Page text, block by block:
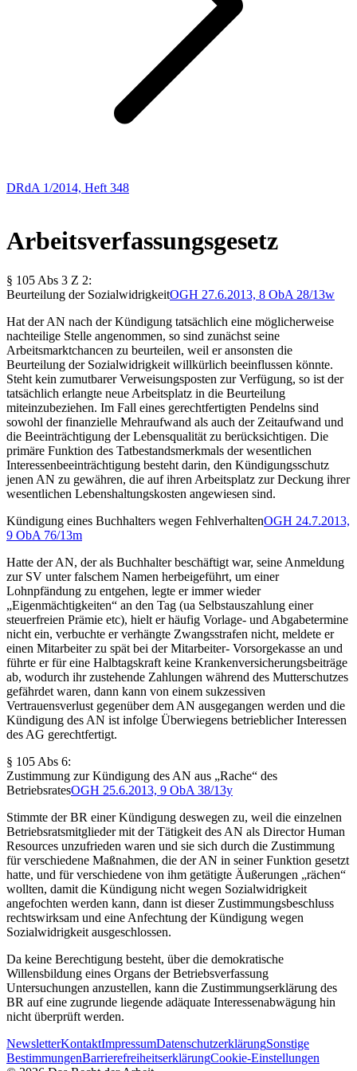
DRdA 1/2014, Heft 348
Arbeitsverfassungsgesetz
§ 105 Abs 3 Z 2:
Beurteilung der SozialwidrigkeitOGH 27.6.2013, 8 ObA 28/13w
Hat der AN nach der Kündigung tatsächlich eine möglicherweise
nachteilige Stelle angenommen, so sind zunächst seine
Arbeitsmarktchancen zu beurteilen, weil er ansonsten die
Beurteilung der Sozialwidrigkeit willkürlich beeinflussen könnte.
Steht kein zumutbarer Verweisungsposten zur Verfügung, so ist der
tatsächlich erlangte neue Arbeitsplatz in die Beurteilung
miteinzubeziehen. Im Fall eines gerechtfertigten Pendelns sind
sowohl der finanzielle Mehraufwand als auch der Zeitaufwand und
die Beeinträchtigung der Lebensqualität zu berücksichtigen. Die
primäre Funktion des Tatbestandsmerkmals der wesentlichen
Interessenbeeinträchtigung besteht darin, den Kündigungsschutz
jenen AN zu gewähren, die auf ihren Arbeitsplatz zur Deckung ihrer
wesentlichen Lebenshaltungskosten angewiesen sind.
Kündigung eines Buchhalters wegen FehlverhaltenOGH 24.7.2013,
9 ObA 76/13m
Hatte der AN, der als Buchhalter beschäftigt war, seine Anmeldung
zur SV unter falschem Namen herbeigeführt, um einer
Lohnpfändung zu entgehen, legte er immer wieder
„Eigenmächtigkeiten“ an den Tag (ua Selbstauszahlung einer
steuerfreien Prämie etc), hielt er häufig Vorlage- und Abgabetermine
nicht ein, verbuchte er verhängte Zwangsstrafen nicht, meldete er
einen Mitarbeiter zu spät bei der Mitarbeiter- Vorsorgekasse an und
führte er für eine Halbtagskraft keine Krankenversicherungsbeiträge
ab, wodurch ihr zustehende Zahlungen während des Mutterschutzes
gefährdet waren, dann kann von einem sukzessiven
Vertrauensverlust gegenüber dem AN ausgegangen werden und die
Kündigung des AN ist infolge Überwiegens betrieblicher Interessen
des AG gerechtfertigt.
§ 105 Abs 6:
Zustimmung zur Kündigung des AN aus „Rache“ des
BetriebsratesOGH 25.6.2013, 9 ObA 38/13y
Stimmte der BR einer Kündigung deswegen zu, weil die einzelnen
Betriebsratsmitglieder mit der Tätigkeit des AN als Director Human
Resources unzufrieden waren und sie sich durch die Zustimmung
für verschiedene Maßnahmen, die der AN in seiner Funktion gesetzt
hatte, und für verschiedene von ihm getätigte Äußerungen „rächen“
wollten, damit die Kündigung nicht wegen Sozialwidrigkeit
angefochten werden kann, dann ist dieser Zustimmungsbeschluss
rechtswirksam und eine Anfechtung der Kündigung wegen
Sozialwidrigkeit ausgeschlossen.
Da keine Berechtigung besteht, über die demokratische
Willensbildung eines Organs der Betriebsverfassung
Untersuchungen anzustellen, kann die Zustimmungserklärung des
BR auf eine zugrunde liegende adäquate Interessenabwägung hin
nicht überprüft werden.
NewsletterKontaktImpressumDatenschutzerklärungSonstige
BestimmungenBarrierefreiheitserklärungCookie-Einstellungen